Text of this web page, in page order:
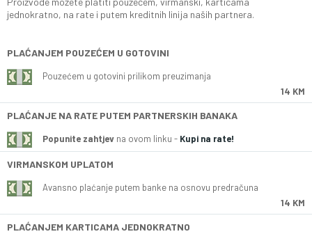
jednokratno, na rate i putem kreditnih linija naših partnera.
PLAĆANJEM POUZEĆEM U GOTOVINI
Pouzećem u gotovini prilikom preuzimanja
14 KM
PLAĆANJE NA RATE PUTEM PARTNERSKIH BANAKA
Popunite zahtjev na ovom linku - Kupi na rate!
VIRMANSKOM UPLATOM
Avansno plaćanje putem banke na osnovu predračuna
14 KM
PLAĆANJEM KARTICAMA JEDNOKRATNO